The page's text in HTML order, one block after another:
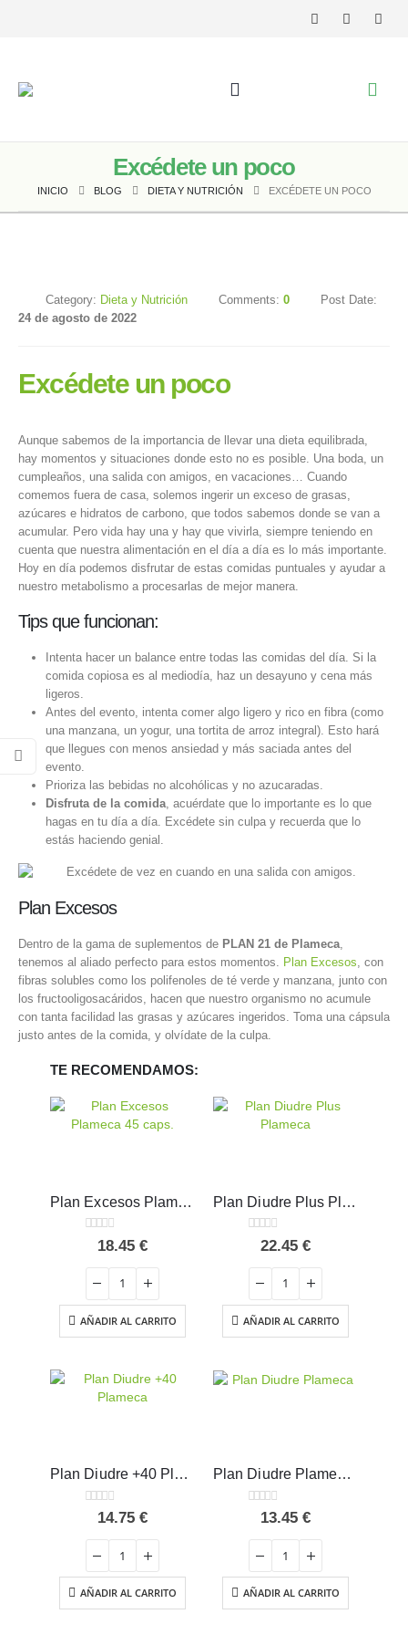
Excédete un poco
INICIO BLOG DIETA Y NUTRICIÓN EXCÉDETE UN POCO
Category: Dieta y Nutrición Comments: 0
Post Date:
24 de agosto de 2022
Excédete un poco
Aunque sabemos de la importancia de llevar una dieta equilibrada,
hay momentos y situaciones donde esto no es posible. Una boda, un
cumpleaños, una salida con amigos, en vacaciones… Cuando
comemos fuera de casa, solemos ingerir un exceso de grasas,
azúcares e hidratos de carbono, que todos sabemos donde se van a
acumular. Pero vida hay una y hay que vivirla, siempre teniendo en
cuenta que nuestra alimentación en el día a día es lo más importante.
Hoy en día podemos disfrutar de estas comidas puntuales y ayudar a
nuestro metabolismo a procesarlas de mejor manera.
Tips que funcionan:
Intenta hacer un balance entre todas las comidas del día. Si la
comida copiosa es al mediodía, haz un desayuno y cena más
ligeros.
Antes del evento, intenta comer algo ligero y rico en fibra (como
una manzana, un yogur, una tortita de arroz integral). Esto hará
que llegues con menos ansiedad y más saciada antes del
evento.
Prioriza las bebidas no alcohólicas y no azucaradas.
Disfruta de la comida, acuérdate que lo importante es lo que
hagas en tu día a día. Excédete sin culpa y recuerda que lo
estás haciendo genial.
Plan Excesos
Dentro de la gama de suplementos de PLAN 21 de Plameca
tenemos al aliado perfecto para estos momentos.
Plan Excesos , con
fibras solubles como los polifenoles de té verde y manzana, junto con
los fructooligosacáridos, hacen que nuestro organismo no acumule
con tanta facilidad las grasas y azúcares ingeridos. Toma una cápsula
justo antes de la comida, y olvídate de la culpa.
TE RECOMENDAMOS:
Plan Excesos Plameca 45 cápsulas
out of 5
18.45€
AÑADIR AL CARRITO
Plan Diudre Plus Plameca 500 ml
out of 5
22.45€
AÑADIR AL CARRITO
Plan Diudre +40 Plameca 250 ml
out of 5
14.75€
AÑADIR AL CARRITO
Plan Diudre Plameca 250 ml
out of 5
13.45€
AÑADIR AL CARRITO